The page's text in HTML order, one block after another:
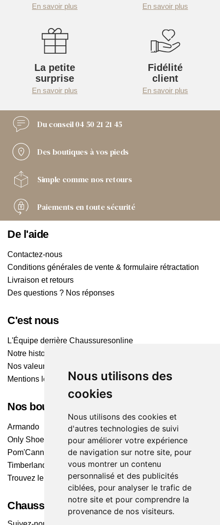
Nous utilisons des
cookies
Nous utilisons des cookies et
d'autres technologies de suivi
pour améliorer votre expérience
de navigation sur notre site, pour
vous montrer un contenu
personnalisé et des publicités
ciblées, pour analyser le trafic de
notre site et pour comprendre la
provenance de nos visiteurs.
En savoir plus En savoir plus
La petite
surprise
En savoir plus
Fidélité
client
En savoir plus
Du conseil04 50 21 21 45
Des boutiques à vos pieds
Simple comme nos retours
Paiements en toute sécurité
De l'aide
Contactez-nous
Conditions générales de vente & formulaire rétractation
Livraison et retours
Des questions ? Nos réponses
C'est nous
L'Équipe derrière Chaussuresonline
Notre histoire
Nos valeurs
Mentions légales
Nos boutiques
Armando
Only Shoes
Pom'Cannelle
Timberland
Trouvez le magasin le plus proche
Chaussuresonline sur les Médias sociaux